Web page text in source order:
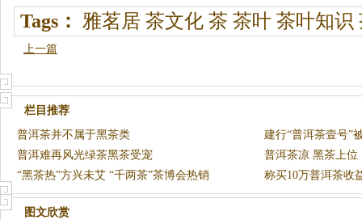
Tags： 雅茗居 茶文化 茶 茶叶 茶叶知识
上一篇
栏目推荐
普洱茶并不属于黑茶类
建行“普洱茶壹号”
7%
普洱难再风光绿茶黑茶受宠
普洱茶凉 黑茶上位
“黑茶热”方兴未艾 “千两茶”茶博会热销
称买10万普洱茶收
老人千
图文欣赏